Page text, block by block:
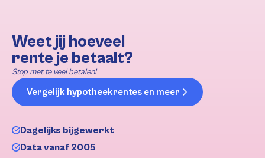
Weet jij hoeveel
rente je betaalt?
Stop met te veel betalen!
Vergelijk hypotheekrentes en meer
Dagelijks bijgewerkt
Data vanaf 2005